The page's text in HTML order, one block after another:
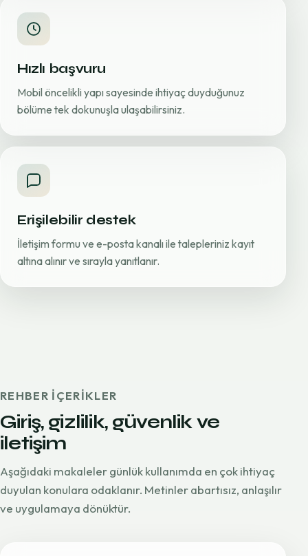
Hızlı başvuru
Mobil öncelikli yapı sayesinde ihtiyaç duyduğunuz
bölüme tek dokunuşla ulaşabilirsiniz.
Erişilebilir destek
İletişim formu ve e-posta kanalı ile talepleriniz kayıt
altına alınır ve sırayla yanıtlanır.
REHBER IÇERIKLER
Giriş, gizlilik, güvenlik ve
iletişim
Aşağıdaki makaleler günlük kullanımda en çok ihtiyaç
duyulan konulara odaklanır. Metinler abartısız, anlaşılır
ve uygulamaya dönüktür.